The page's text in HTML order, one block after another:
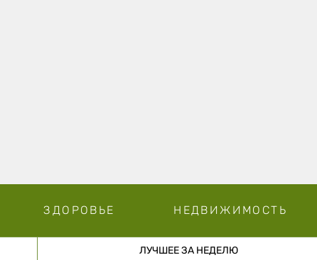
ЗДОРОВЬЕ НЕДВИЖИМОСТЬ
ЛУЧШЕЕ ЗА НЕДЕЛЮ